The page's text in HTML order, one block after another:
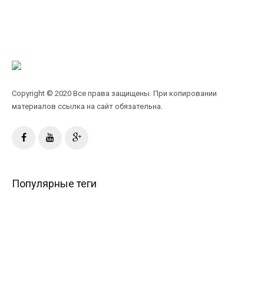
Copyright © 2020 Все права защищены. При копировании
материалов ссылка на сайт обязательна.
Популярные теги